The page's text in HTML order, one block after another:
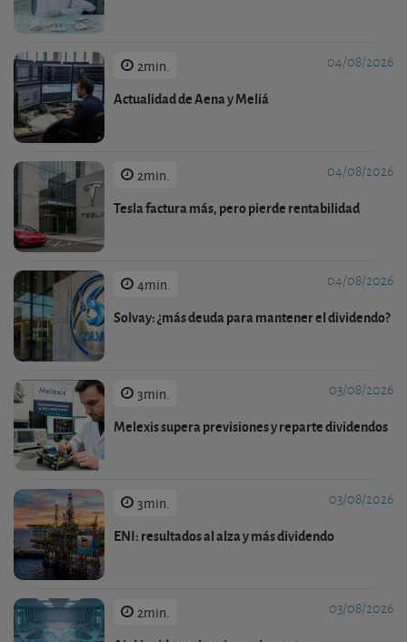
2min. 04/08/2026
Actualidad de Aena y Meliá
2min. 04/08/2026
Tesla factura más, pero pierde rentabilidad
4min. 04/08/2026
Solvay: ¿más deuda para mantener el dividendo?
3min. 03/08/2026
Melexis supera previsiones y reparte dividendos
3min. 03/08/2026
ENI: resultados al alza y más dividendo
2min. 03/08/2026